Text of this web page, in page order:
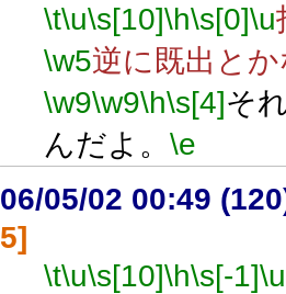
\t\u\s[10]\h\s[0]\u
\w5逆に既出と
\w9\w9\h\s[4]そ
んだよ。 \e
06/05/02 00:49
5]
\t\u\s[10]\h\s[-1]\u